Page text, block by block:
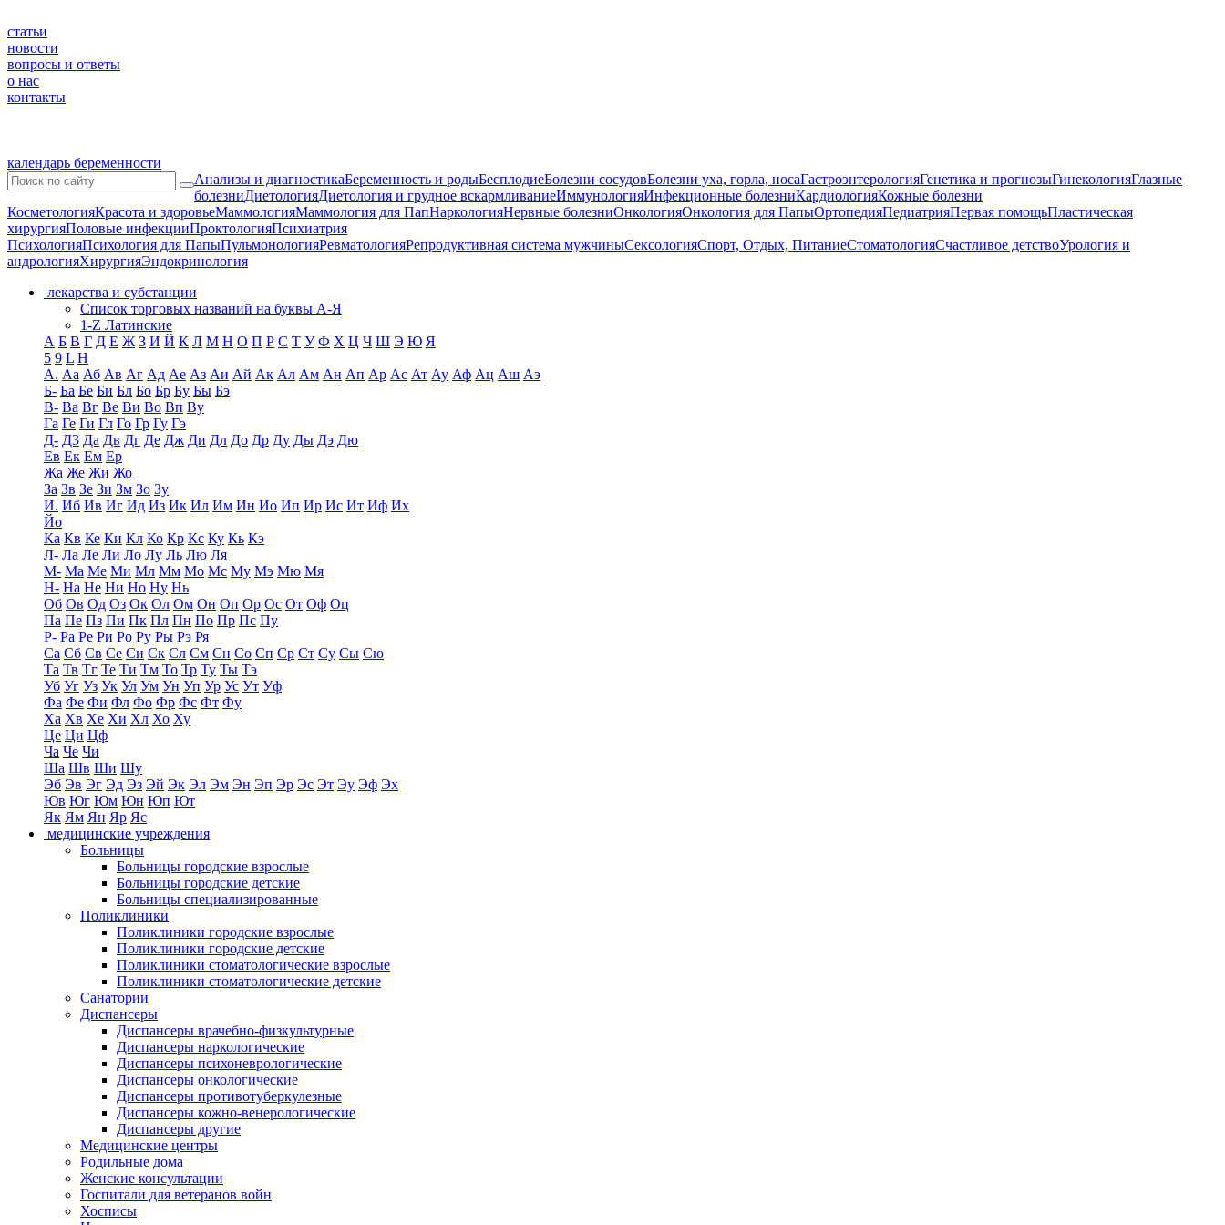
статьи
новости
вопросы и ответы
о нас
контакты
календарь беременности
Анализы и диагностикаБеременность и родыБесплодиеБолезни сосудовБолезни уха, горла, носаГастроэнтерологияГенетика и прогнозыГинекологияГлазные
болезниДиетологияДиетология и грудное вскармливаниеИммунологияИнфекционные болезниКардиологияКожные болезни
КосметологияКрасота и здоровьеМаммологияМаммология для ПапНаркологияНервные болезниОнкологияОнкология для ПапыОртопедияПедиатрияПервая помощьПластическая
хирургияПоловые инфекцииПроктологияПсихиатрия
ПсихологияПсихология для ПапыПульмонологияРевматологияРепродуктивная система мужчиныСексологияСпорт, Отдых, ПитаниеСтоматологияСчастливое детствоУрология и
андрологияХирургияЭндокринология
лекарства и субстанции
Список торговых названий на буквы А-Я
1-Z Латинские
А Б В Г Д Е Ж З И Й К Л М Н О П Р С Т У Ф Х Ц Ч Ш Э Ю Я
5 9 L H
А. Аа Аб Ав Аг Ад Ае Аз Аи Ай Ак Ал Ам Ан Ап Ар Ас Ат Ау Аф Ац Аш Аэ
Б- Ба Бе Би Бл Бо Бр Бу Бы Бэ
В- Ва Вг Ве Ви Во Вп Ву
Га Ге Ги Гл Го Гр Гу Гэ
Д- Д3 Да Дв Дг Де Дж Ди Дл До Др Ду Ды Дэ Дю
Ев Ек Ем Ер
Жа Же Жи Жо
За Зв Зе Зи Зм Зо Зу
И. Иб Ив Иг Ид Из Ик Ил Им Ин Ио Ип Ир Ис Ит Иф Их
Йо
Ка Кв Ке Ки Кл Ко Кр Кс Ку Кь Кэ
Л- Ла Ле Ли Ло Лу Ль Лю Ля
М- Ма Ме Ми Мл Мм Мо Мс Му Мэ Мю Мя
Н- На Не Ни Но Ну Нь
Об Ов Од Оз Ок Ол Ом Он Оп Ор Ос От Оф Оц
Па Пе Пз Пи Пк Пл Пн По Пр Пс Пу
Р- Ра Ре Ри Ро Ру Ры Рэ Ря
Са Сб Св Се Си Ск Сл См Сн Со Сп Ср Ст Су Сы Сю
Та Тв Тг Те Ти Тм То Тр Ту Ты Тэ
Уб Уг Уз Ук Ул Ум Ун Уп Ур Ус Ут Уф
Фа Фе Фи Фл Фо Фр Фс Фт Фу
Ха Хв Хе Хи Хл Хо Ху
Це Ци Цф
Ча Че Чи
Ша Шв Ши Шу
Эб Эв Эг Эд Эз Эй Эк Эл Эм Эн Эп Эр Эс Эт Эу Эф Эх
Юв Юг Юм Юн Юп Ют
Як Ям Ян Яр Яс
медицинские учреждения
Больницы
Больницы городские взрослые
Больницы городские детские
Больницы специализированные
Поликлиники
Поликлиники городские взрослые
Поликлиники городские детские
Поликлиники стоматологические взрослые
Поликлиники стоматологические детские
Санатории
Диспансеры
Диспансеры врачебно-физкультурные
Диспансеры наркологические
Диспансеры психоневрологические
Диспансеры онкологические
Диспансеры противотуберкулезные
Диспансеры кожно-венерологические
Диспансеры другие
Медицинские центры
Родильные дома
Женские консультации
Госпитали для ветеранов войн
Хосписы